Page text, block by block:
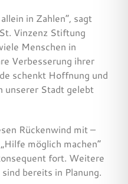
in Zahlen“, sagt
Vinzenz Stiftung
Menschen in
Verbesserung ihrer
schenkt Hoffnung und
unserer Stadt gelebt
Rückenwind mit –
möglich machen“
fort. Weitere
bereits in Planung.